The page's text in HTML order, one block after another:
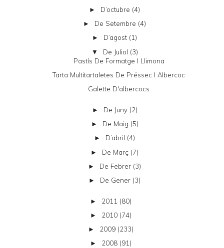
► D’octubre (4)
► De Setembre (4)
► D’agost (1)
▼ De Juliol (3)
Pastís De Formatge I Llimona
Tarta Multitartaletes De Préssec I Albercoc
Galette D'albercocs
► De Juny (2)
► De Maig (5)
► D’abril (4)
► De Març (7)
► De Febrer (3)
► De Gener (3)
► 2011 (80)
► 2010 (74)
► 2009 (233)
► 2008 (91)